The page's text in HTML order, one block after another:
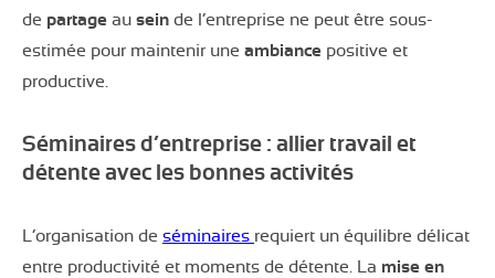
de partage au sein de l’entreprise ne peut être sous-
estimée pour maintenir une ambiance positive et
productive.
Séminaires d’entreprise : allier travail et
détente avec les bonnes activités
L’organisation de séminaires requiert un équilibre délicat
entre productivité et moments de détente. La mise en